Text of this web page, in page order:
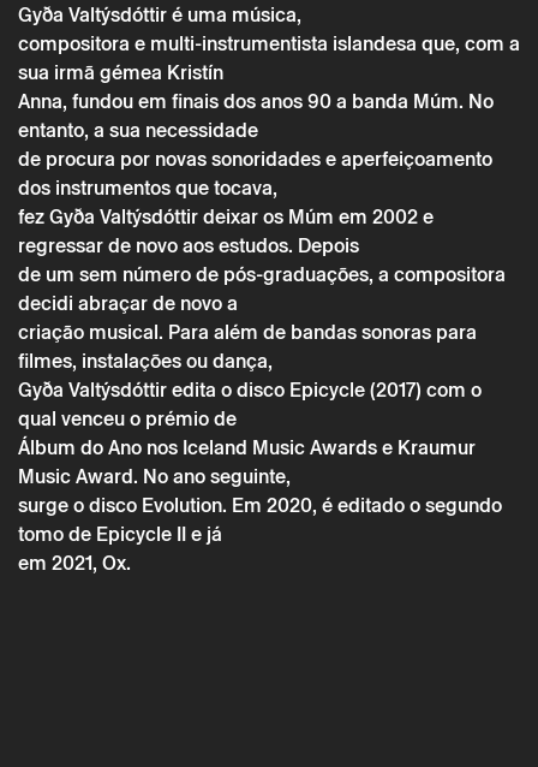
Gyða Valtýsdóttir é uma música,
compositora e multi-instrumentista islandesa que, com a
sua irmã gémea Kristín
Anna, fundou em finais dos anos 90 a banda Múm. No
entanto, a sua necessidade
de procura por novas sonoridades e aperfeiçoamento
dos instrumentos que tocava,
fez Gyða Valtýsdóttir deixar os Múm em 2002 e
regressar de novo aos estudos. Depois
de um sem número de pós-graduações, a compositora
decidi abraçar de novo a
criação musical. Para além de bandas sonoras para
filmes, instalações ou dança,
Gyða Valtýsdóttir edita o disco Epicycle (2017) com o
qual venceu o prémio de
Álbum do Ano nos Iceland Music Awards e Kraumur
Music Award. No ano seguinte,
surge o disco Evolution. Em 2020, é editado o segundo
tomo de Epicycle II e já
em 2021, Ox.
JOHNNY HOOKER + GYÐA
VALTÝSDÓTTIR
* required fields.
The reservation is only valid after confirmation from Theatro
Circo sent by email.
Your personal data will be processed by Theatro Circo based
on your consent.
* required fields.